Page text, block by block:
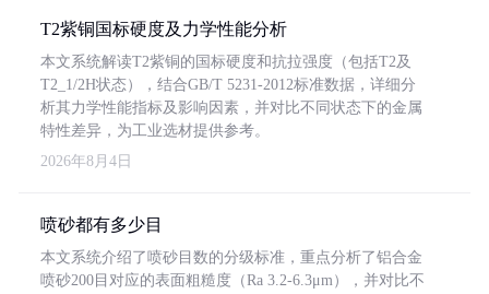
T2紫铜国标硬度及力学性能分析
本文系统解读T2紫铜的国标硬度和抗拉强度（包括T2及
T2_1/2H状态），结合GB/T 5231-2012标准数据，详细分
析其力学性能指标及影响因素，并对比不同状态下的金属
特性差异，为工业选材提供参考。
2026年8月4日
喷砂都有多少目
本文系统介绍了喷砂目数的分级标准，重点分析了铝合金
喷砂200目对应的表面粗糙度（Ra 3.2-6.3μm），并对比不